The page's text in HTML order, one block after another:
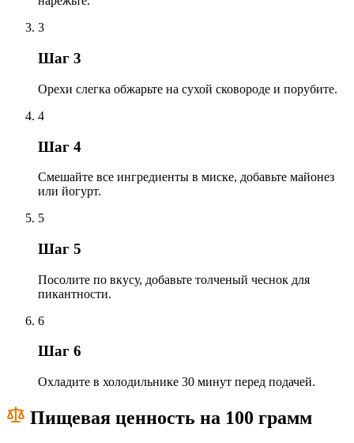
3
Шаг 3
Орехи слегка обжарьте на сухой сковороде и порубите.
4
Шаг 4
Смешайте все ингредиенты в миске, добавьте майонез
или йогурт.
5
Шаг 5
Посолите по вкусу, добавьте толченый чеснок для
пикантности.
6
Шаг 6
Охладите в холодильнике 30 минут перед подачей.
Пищевая ценность на 100 грамм